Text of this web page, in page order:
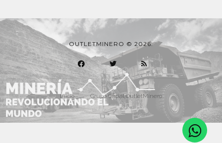
OUTLETMINERO © 2026.
Inicio Grupo Oficial OutletMinero